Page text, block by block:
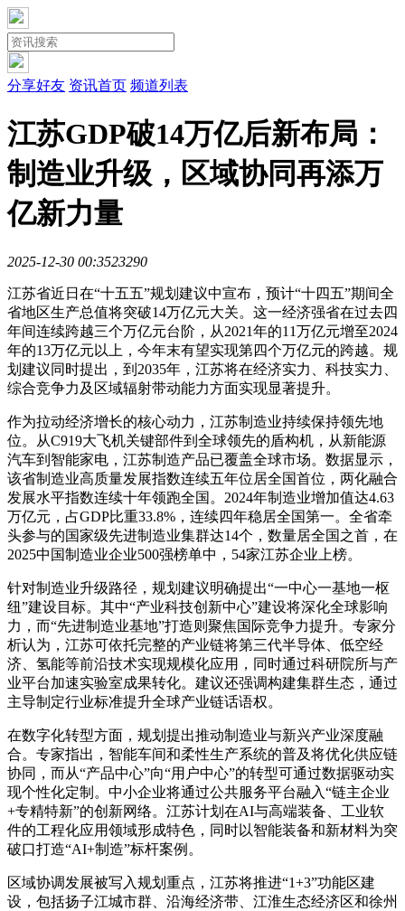
分享好友 资讯首页 频道列表
江苏GDP破14万亿后新布局：
制造业升级，区域协同再添万
亿新力量
2025-12-30 00:3523290
江苏省近日在“十五五”规划建议中宣布，预计“十四五”期间全
省地区生产总值将突破14万亿元大关。这一经济强省在过去四
年间连续跨越三个万亿元台阶，从2021年的11万亿元增至2024
年的13万亿元以上，今年末有望实现第四个万亿元的跨越。规
划建议同时提出，到2035年，江苏将在经济实力、科技实力、
综合竞争力及区域辐射带动能力方面实现显著提升。
作为拉动经济增长的核心动力，江苏制造业持续保持领先地
位。从C919大飞机关键部件到全球领先的盾构机，从新能源
汽车到智能家电，江苏制造产品已覆盖全球市场。数据显示，
该省制造业高质量发展指数连续五年位居全国首位，两化融合
发展水平指数连续十年领跑全国。2024年制造业增加值达4.63
万亿元，占GDP比重33.8%，连续四年稳居全国第一。全省牵
头参与的国家级先进制造业集群达14个，数量居全国之首，在
2025中国制造业企业500强榜单中，54家江苏企业上榜。
针对制造业升级路径，规划建议明确提出“一中心一基地一枢
纽”建设目标。其中“产业科技创新中心”建设将深化全球影响
力，而“先进制造业基地”打造则聚焦国际竞争力提升。专家分
析认为，江苏可依托完整的产业链将第三代半导体、低空经
济、氢能等前沿技术实现规模化应用，同时通过科研院所与产
业平台加速实验室成果转化。建议还强调构建集群生态，通过
主导制定行业标准提升全球产业链话语权。
在数字化转型方面，规划提出推动制造业与新兴产业深度融
合。专家指出，智能车间和柔性生产系统的普及将优化供应链
协同，而从“产品中心”向“用户中心”的转型可通过数据驱动实
现个性化定制。中小企业将通过公共服务平台融入“链主企业
+专精特新”的创新网络。江苏计划在AI与高端装备、工业软
件的工程化应用领域形成特色，同时以智能装备和新材料为突
破口打造“AI+制造”标杆案例。
区域协调发展被写入规划重点，江苏将推进“1+3”功能区建
设，包括扬子江城市群、沿海经济带、江淮生态经济区和徐州